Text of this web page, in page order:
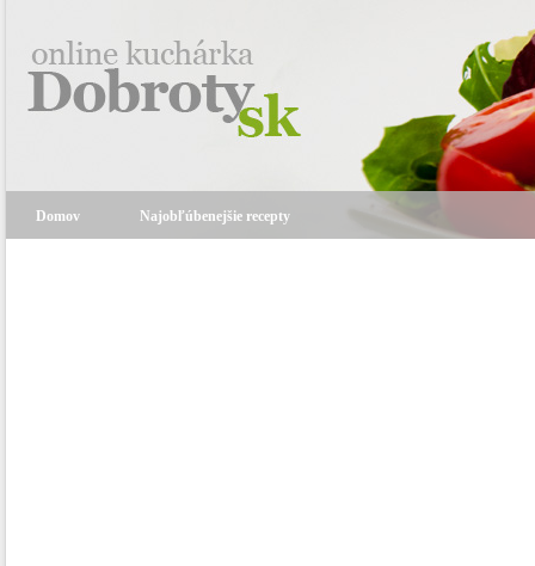
Domov Najobľúbenejšie recepty